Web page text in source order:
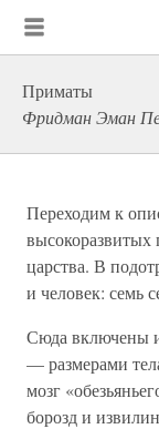
Приматы
Фридман Эман
Переходим к
царства. В
и человек: семь
Сюда включены
— размерами
мозг
борозд и